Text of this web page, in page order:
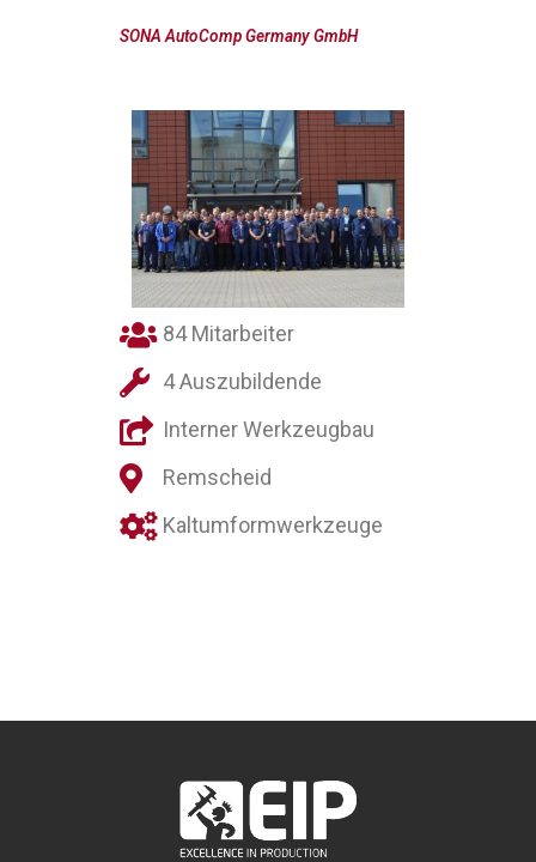
SONA AutoComp Germany GmbH
84 Mitarbeiter
4 Auszubildende
Interner Werkzeugbau
Remscheid
Kaltumformwerkzeuge